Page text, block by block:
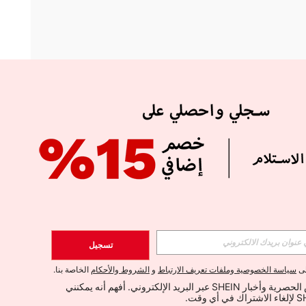
الإشتراك
اشتراك
تسجيل
سياسة الخصوصية وملفات تعريف الارتباط و الشروط والأحكام الخاصة بنا.
أود تلقي العروض الحصرية وأخبار SHEIN عبر البريد الإلكتروني. أفهم أنه يمكنني